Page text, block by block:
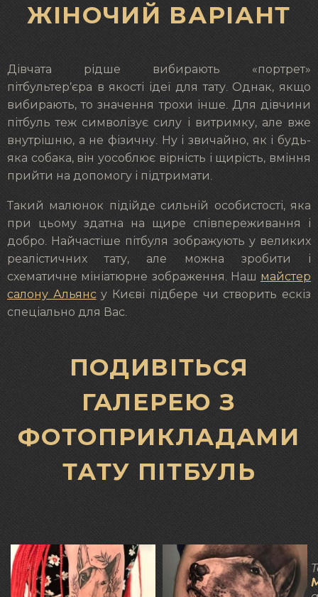
ЖІНОЧИЙ ВАРІАНТ
Дівчата рідше вибирають «портрет»
пітбультер’єра в якості ідеї для тату. Однак, якщо
вибирають, то значення трохи інше. Для дівчини
пітбуль теж символізує силу і витримку, але вже
внутрішню, а не фізичну. Ну і звичайно, як і будь-
яка собака, він уособлює вірність і щирість, вміння
прийти на допомогу і підтримати.
Такий малюнок підійде сильній особистості, яка
при цьому здатна на щире співпереживання і
добро. Найчастіше пітбуля зображують у великих
реалістичних тату, але можна зробити і
схематичне мініатюрне зображення. Наш майстер
салону Альянсу Києві підбере чи створить ескіз
спеціально для Вас.
ПОДИВІТЬСЯ
ГАЛЕРЕЮ З
ФОТОПРИКЛАДАМИ
ТАТУ ПІТБУЛЬ